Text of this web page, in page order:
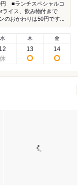
円 ■ランチスペシャルコ
ライス、飲み物付きで
のおかわりは50円です...
水
12
木
13
金
14